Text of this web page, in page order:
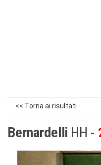
<< Torna ai risultati
Bernardelli HH